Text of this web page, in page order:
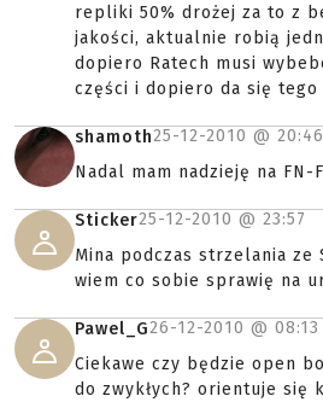
repliki 50% drożej za to z
jakości, aktualnie robią
dopiero Ratech musi
części i dopiero da się tego
shamoth25-12-2010 @ 20:46
Nadal mam nadzieję na FN-
Sticker25-12-2010 @ 23:57
Mina podczas strzelania ze
wiem co sobie sprawię na
Pawel_G26-12-2010 @ 08:13
Ciekawe czy będzie open
do zwykłych? orientuje się